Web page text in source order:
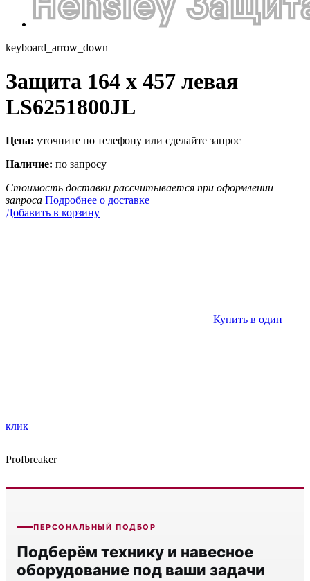
keyboard_arrow_down
Защита 164 x 457 левая
LS6251800JL
Цена: уточните по телефону или сделайте запрос
Наличие: по запросу
Стоимость доставки рассчитывается при оформлении
запроса Подробнее о доставке
Добавить в корзину
Купить в один
клик
Profbreaker
ПЕРСОНАЛЬНЫЙ ПОДБОР
Подберём технику и навесное
оборудование под ваши задачи